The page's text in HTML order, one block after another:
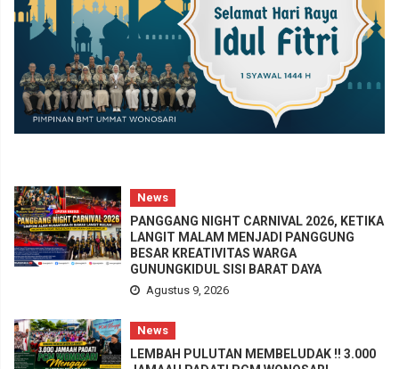
News
PANGGANG NIGHT CARNIVAL 2026, KETIKA
LANGIT MALAM MENJADI PANGGUNG
BESAR KREATIVITAS WARGA
GUNUNGKIDUL SISI BARAT DAYA
Agustus 9, 2026
News
LEMBAH PULUTAN MEMBELUDAK !! 3.000